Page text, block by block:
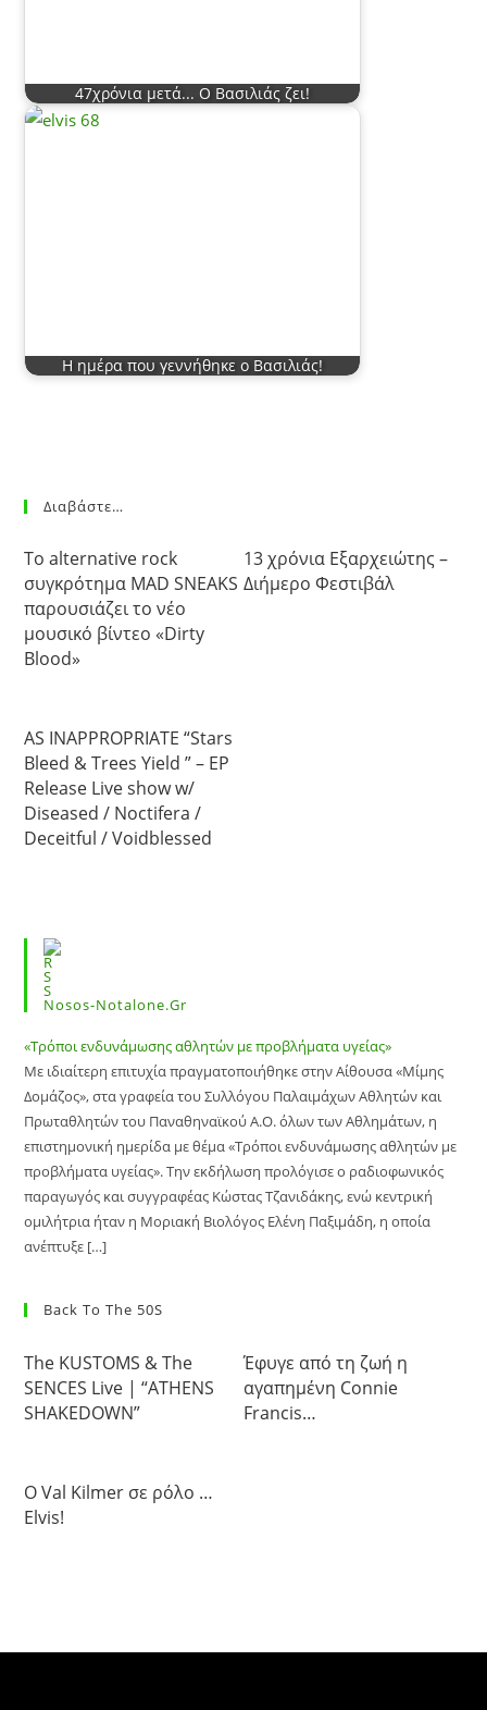
47χρόνια μετά... Ο Βασιλιάς ζει!
Η ημέρα που γεννήθηκε ο Βασιλιάς!
Διαβάστε…
Το alternative rock
συγκρότημα MAD SNEAKS
παρουσιάζει το νέο
μουσικό βίντεο «Dirty
Blood»
13 χρόνια Εξαρχειώτης –
Διήμερο Φεστιβάλ
AS INAPPROPRIATE “Stars
Bleed & Trees Yield ” – EP
Release Live show w/
Diseased / Noctifera /
Deceitful / Voidblessed
Nosos-Notalone.gr
«Τρόποι ενδυνάμωσης αθλητών με προβλήματα υγείας»
Με ιδιαίτερη επιτυχία πραγματοποιήθηκε στην Αίθουσα «Μίμης
Δομάζος», στα γραφεία του Συλλόγου Παλαιμάχων Αθλητών και
Πρωταθλητών του Παναθηναϊκού Α.Ο. όλων των Αθλημάτων, η
επιστημονική ημερίδα με θέμα «Τρόποι ενδυνάμωσης αθλητών με
προβλήματα υγείας». Την εκδήλωση προλόγισε ο ραδιοφωνικός
παραγωγός και συγγραφέας Κώστας Τζανιδάκης, ενώ κεντρική
ομιλήτρια ήταν η Μοριακή Βιολόγος Ελένη Παξιμάδη, η οποία
ανέπτυξε […]
Back To The 50S
The KUSTOMS & The
SENCES Live | “ATHENS
SHAKEDOWN”
Έφυγε από τη ζωή η
αγαπημένη Connie
Francis…
Ο Val Kilmer σε ρόλο …
Elvis!